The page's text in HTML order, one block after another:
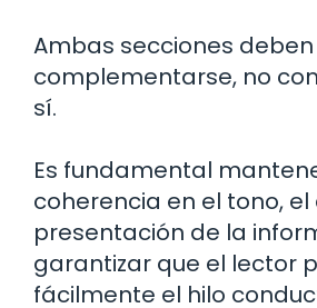
Ambas secciones deben
complementarse, no
sí.
Es fundamental
coherencia en el tono, el
presentación de la
garantizar que el lector
fácilmente el hilo